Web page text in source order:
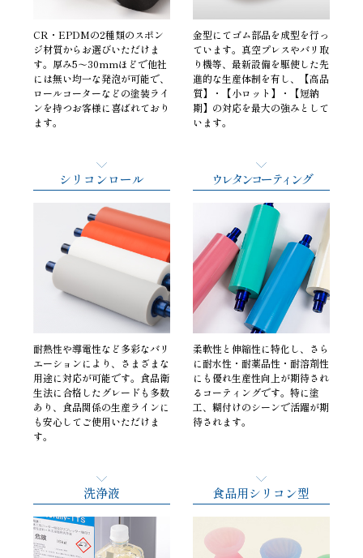
CR・EPDMの2種類のスポン
ジ材質からお選びいただけま
す。厚み5～30mmほどで他社
には無い均一な発泡が可能で、
ロールコーターなどの塗装ライ
ンを持つお客様に喜ばれており
ます。
金型にてゴム部品を成型を行っ
ています。真空プレスやバリ取
り機等、最新設備を駆使した先
進的な生産体制を有し、【高品
質】・【小ロット】・【短納
期】の対応を最大の強みとして
います。
シリコンロール
耐熱性や導電性など多彩なバリ
エーションにより、さまざまな
用途に対応が可能です。食品衛
生法に合格したグレードも多数
あり、食品関係の生産ラインに
も安心してご使用いただけま
す。
ウレタンコーティング
柔軟性と伸縮性に特化し、さら
に耐水性・耐薬品性・耐溶剤性
にも優れ生産性向上が期待され
るコーティングです。特に塗
工、糊付けのシーンで活躍が期
待されます。
洗浄液 食品用シリコン型